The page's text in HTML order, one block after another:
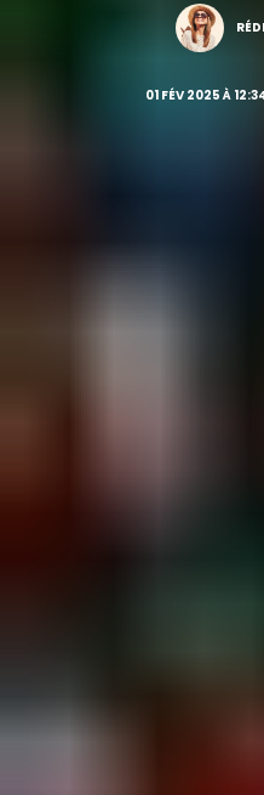
01 FÉV 2025 À